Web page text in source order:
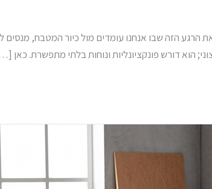
הזה שבו אנחנו עומדים מול כיור המטבח,
הוא דורש פונקציונליות ונוחות בלתי מתפשרת. כאן